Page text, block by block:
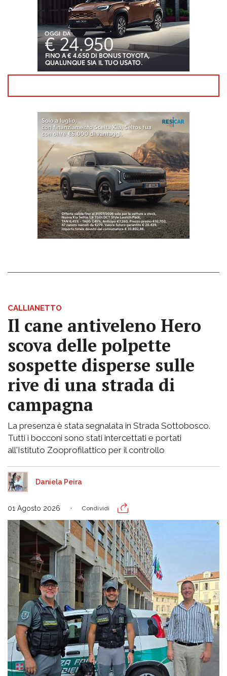
CALLIANETTO
Il cane antiveleno Hero
scova delle polpette
sospette disperse sulle
rive di una strada di
campagna
La presenza è stata segnalata in Strada Sottobosco.
Tutti i bocconi sono stati intercettati e portati
all'Istituto Zooprofilattico per il controllo
Daniela Peira
01 Agosto 2026 Condividi